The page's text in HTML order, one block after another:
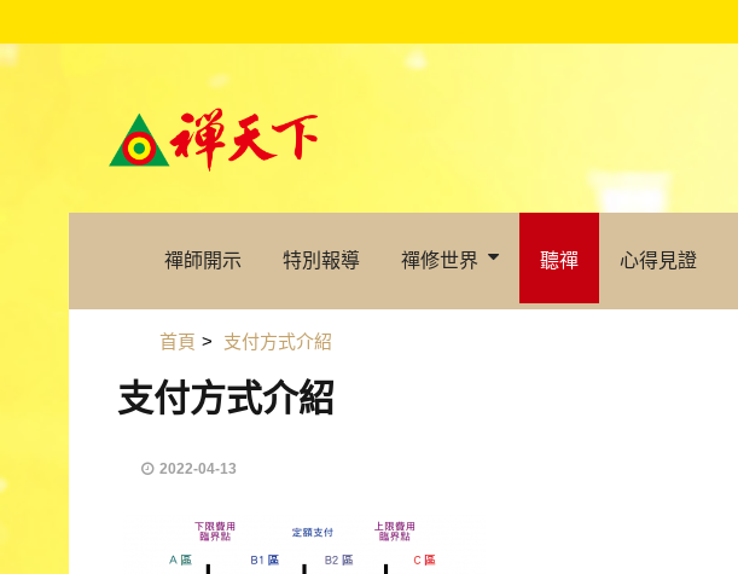
禪師開示 特別報導 禪修世界 聽禪 心得見證
首頁 > 支付方式介紹
支付方式介紹
2022-04-13